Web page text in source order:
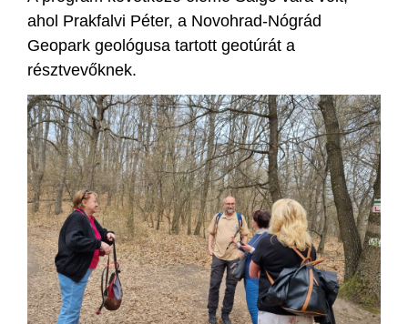
ahol Prakfalvi Péter, a Novohrad-Nógrád
Geopark geológusa tartott geotúrát a
résztvevőknek.